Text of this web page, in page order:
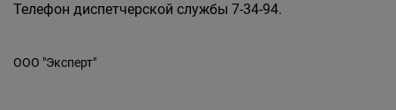
Телефон диспетчерской службы 7-34-94.
ООО "Эксперт"